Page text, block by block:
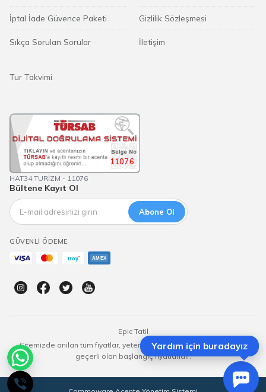
İptal İade Güvence Paketi
Sıkça Sorulan Sorular
Gizlilik Sözleşmesi
İletişim
Tur Takvimi
11076
HAT34 TURİZM - 11076
Bültene Kayıt Ol
Abone Ol
GÜVENLI ÖDEME
Epic Tatil
Sitemizde anılan tüm fiyatlar, yeterli kontenjan olması durumunda
geçerli olan başlangıç fiyatlarıdır.
Yardım için buradayız